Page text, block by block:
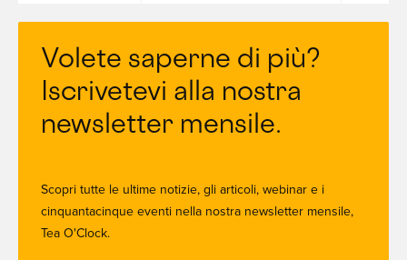
Volete saperne di più?
Iscrivetevi alla nostra
newsletter mensile.
Scopri tutte le ultime notizie, gli articoli, webinar e i
cinquantacinque eventi nella nostra newsletter mensile,
Tea O'Clock.